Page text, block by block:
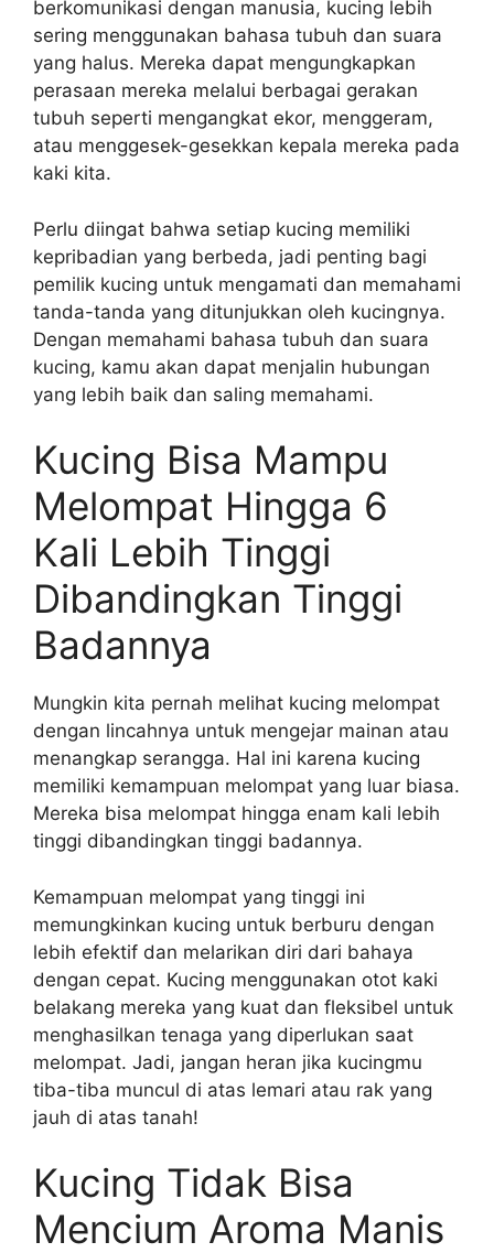
berkomunikasi dengan manusia, kucing lebih
sering menggunakan bahasa tubuh dan suara
yang halus. Mereka dapat mengungkapkan
perasaan mereka melalui berbagai gerakan
tubuh seperti mengangkat ekor, menggeram,
atau menggesek-gesekkan kepala mereka pada
kaki kita.
Perlu diingat bahwa setiap kucing memiliki
kepribadian yang berbeda, jadi penting bagi
pemilik kucing untuk mengamati dan memahami
tanda-tanda yang ditunjukkan oleh kucingnya.
Dengan memahami bahasa tubuh dan suara
kucing, kamu akan dapat menjalin hubungan
yang lebih baik dan saling memahami.
Kucing Bisa Mampu
Melompat Hingga 6
Kali Lebih Tinggi
Dibandingkan Tinggi
Badannya
Mungkin kita pernah melihat kucing melompat
dengan lincahnya untuk mengejar mainan atau
menangkap serangga. Hal ini karena kucing
memiliki kemampuan melompat yang luar biasa.
Mereka bisa melompat hingga enam kali lebih
tinggi dibandingkan tinggi badannya.
Kemampuan melompat yang tinggi ini
memungkinkan kucing untuk berburu dengan
lebih efektif dan melarikan diri dari bahaya
dengan cepat. Kucing menggunakan otot kaki
belakang mereka yang kuat dan fleksibel untuk
menghasilkan tenaga yang diperlukan saat
melompat. Jadi, jangan heran jika kucingmu
tiba-tiba muncul di atas lemari atau rak yang
jauh di atas tanah!
Kucing Tidak Bisa
Mencium Aroma Manis